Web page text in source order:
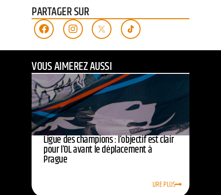
PARTAGER SUR
VOUS AIMEREZ AUSSI
Ligue des champions : l’objectif est clair
pour l’OL avant le déplacement à
Prague
LIRE PLUS